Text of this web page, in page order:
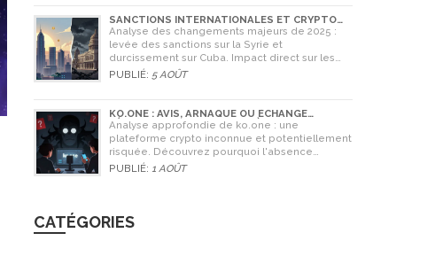
SANCTIONS INTERNATIONALES ET CRYPTO
EN SYRIE ET CUBA : L'IMPACT MAJEUR DE 2025
Analyse des changements majeurs de 2025 :
levée des sanctions sur la Syrie et
durcissement sur Cuba. Impact direct sur les
banques, le commerce et l'utilisation des
PUBLIÉ: 5 AOÛT
KO.ONE : AVIS, ARNAQUE OU ÉCHANGE
LÉGITIME ? ANALYSE COMPLÈTE
Analyse approfondie de ko.one : une
plateforme crypto inconnue et potentiellement
risquée. Découvrez pourquoi l'absence
d'information est un danger, comparez avec
PUBLIÉ: 1 AOÛT
CATÉGORIES